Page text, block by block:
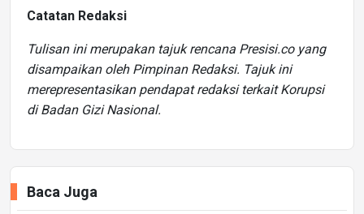
Catatan Redaksi
Tulisan ini merupakan tajuk rencana Presisi.co yang
disampaikan oleh Pimpinan Redaksi. Tajuk ini
merepresentasikan pendapat redaksi terkait Korupsi
di Badan Gizi Nasional.
Baca Juga